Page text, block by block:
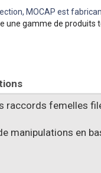
MOCAP est
une gamme de produits
raccords femelles
manipulations en